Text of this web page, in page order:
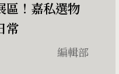
區！嘉私選物
常
編輯部